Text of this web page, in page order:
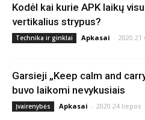
Kodėl kai kurie APK laikų
vertikalius strypus?
Technika ir ginklai Apkasai - 2020 21
Garsieji „Keep calm and
buvo laikomi nevykusiais
Įvairenybės Apkasai - 2020 24 liepos